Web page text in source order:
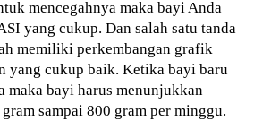
mencegahnya maka bayi Anda
yang cukup. Dan salah satu tanda
memiliki perkembangan grafik
yang cukup baik. Ketika bayi baru
maka bayi harus menunjukkan
sampai 800 gram per minggu.